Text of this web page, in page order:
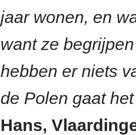
jaar wonen, en
want ze
hebben er niets
de Polen gaat
Hans,